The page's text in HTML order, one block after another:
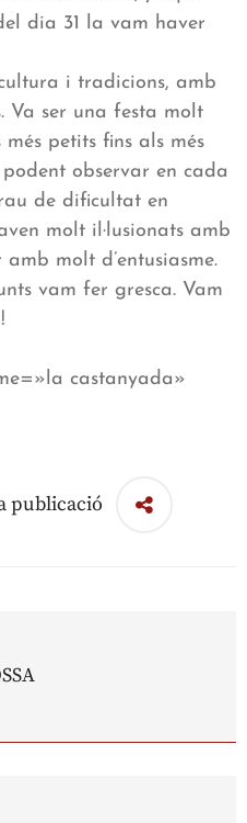
dia 31 la vam haver
i tradicions, amb
Va ser una festa molt
petits fins als més
observar en cada
de dificultat en
molt il·lusionats amb
molt d’entusiasme.
vam fer gresca. Vam
castanyada»
publicació